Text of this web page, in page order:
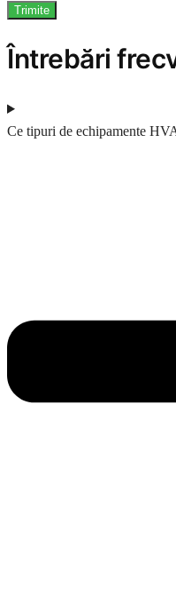
Întrebări
Ce tipuri de echipamente